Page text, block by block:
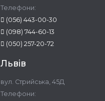
Телефони:
(056) 443-00-30
(098) 744-60-13
(050) 257-20-72
Львів
вул. Стрийська, 45Д
Телефони: